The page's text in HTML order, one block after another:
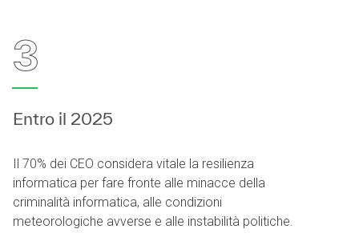
3
Entro il 2025
Il 70% dei CEO considera vitale la resilienza
informatica per fare fronte alle minacce della
criminalità informatica, alle condizioni
meteorologiche avverse e alle instabilità politiche.